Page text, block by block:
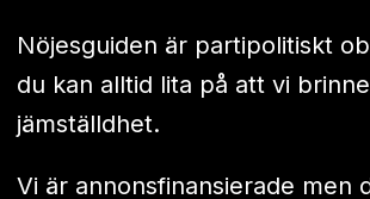
Nöjesguiden är partipolitiskt
du kan alltid lita på att vi
jämställdhet.
Vi är annonsfinansierade men